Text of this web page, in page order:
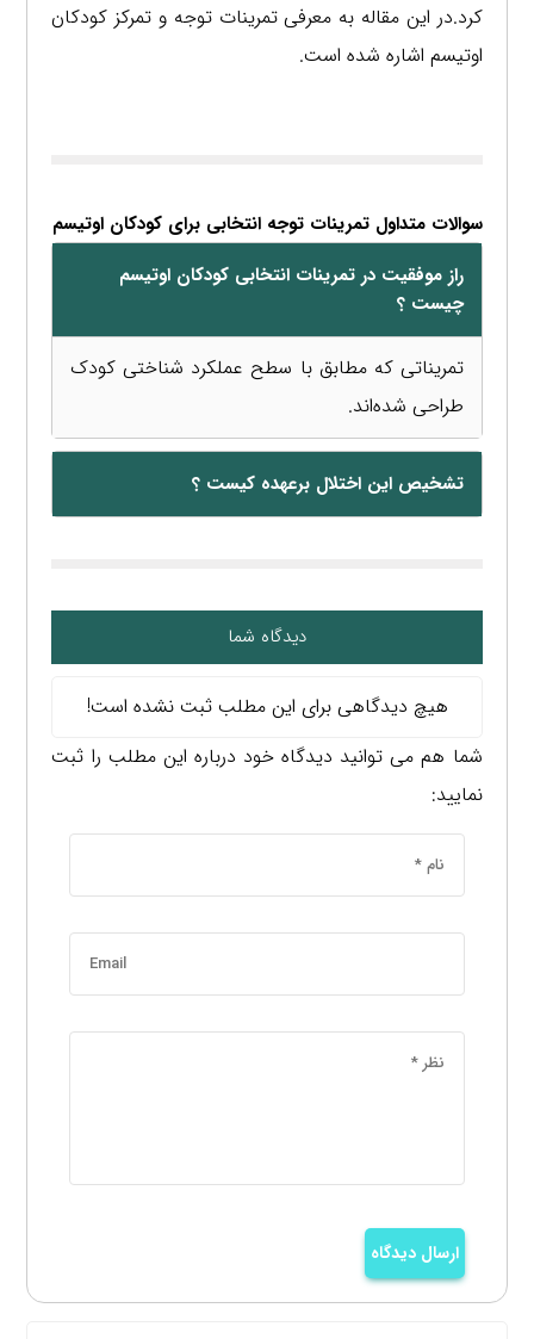
کرد.در این مقاله به معرفی تمرینات توجه و تمرکز کودکان
اوتیسم اشاره شده است.
سوالات متداول تمرینات توجه انتخابی برای کودکان اوتیسم
راز موفقیت در تمرینات انتخابی کودکان اوتیسم
چیست ؟
تمریناتی که مطابق با سطح عملکرد شناختی کودک
طراحی شده‌اند.
تشخیص این اختلال برعهده کیست ؟
دیدگاه شما
هیچ دیدگاهی برای این مطلب ثبت نشده است!
شما هم می توانید دیدگاه خود درباره این مطلب را ثبت
نمایید:
ارسال دیدگاه